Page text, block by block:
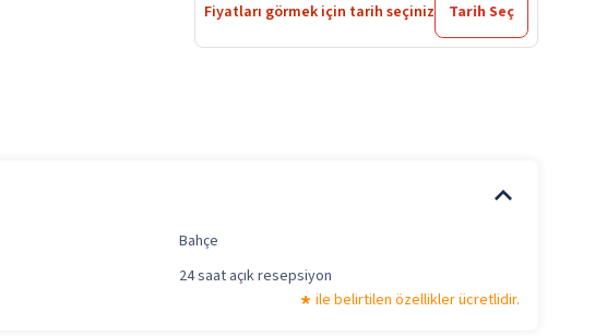
Fiyatları görmek için tarih seçiniz Tarih Seç
Bahçe
24 saat açık resepsiyon
ile belirtilen özellikler ücretlidir.